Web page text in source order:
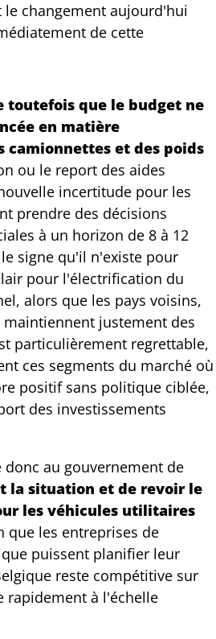
le changement aujourd'hui
de cette
toutefois que le budget ne
en matière
et des poids
ou le report des aides
incertitude pour les
prendre des décisions
à un horizon de 8 à 12
signe qu'il n'existe pour
pour l'électrification du
alors que les pays voisins,
maintiennent justement des
particulièrement regrettable,
ces segments du marché où
positif sans politique ciblée,
des investissements
donc au gouvernement de
la situation et de revoir le
les véhicules utilitaires
que les entreprises de
puissent planifier leur
reste compétitive sur
rapidement à l'échelle